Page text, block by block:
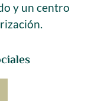
y un centro